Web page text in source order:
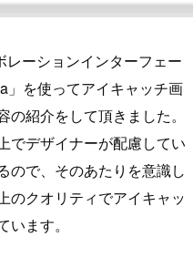
ーションインターフェー
」を使ってアイキャッチ画
紹介をして頂きました。
でデザイナーが配慮してい
ので、そのあたりを意識し
のクオリティでアイキャッ
ます。